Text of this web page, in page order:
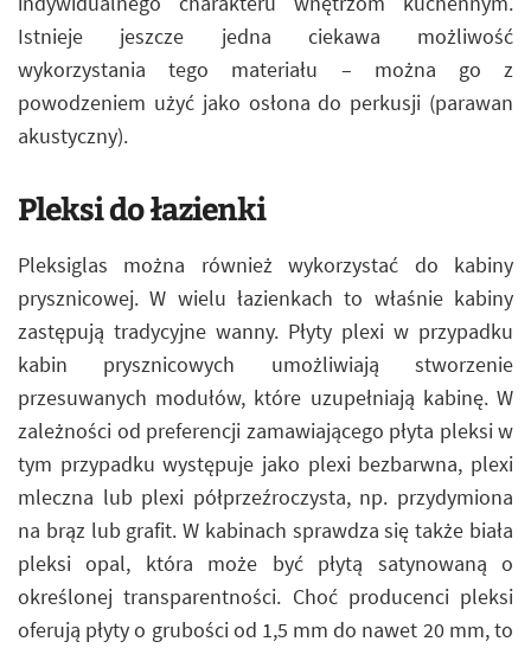
Istnieje jeszcze jedna ciekawa możliwość
wykorzystania tego materiału – można go z
powodzeniem użyć jako osłona do perkusji (parawan
akustyczny).
Pleksi do łazienki
Pleksiglas można również wykorzystać do kabiny
prysznicowej. W wielu łazienkach to właśnie kabiny
zastępują tradycyjne wanny. Płyty plexi w przypadku
kabin prysznicowych umożliwiają stworzenie
przesuwanych modułów, które uzupełniają kabinę. W
zależności od preferencji zamawiającego płyta pleksi w
tym przypadku występuje jako plexi bezbarwna, plexi
mleczna lub plexi półprzeźroczysta, np. przydymiona
na brąz lub grafit. W kabinach sprawdza się także biała
pleksi opal, która może być płytą satynowaną o
określonej transparentności. Choć producenci pleksi
oferują płyty o grubości od 1,5 mm do nawet 20 mm, to